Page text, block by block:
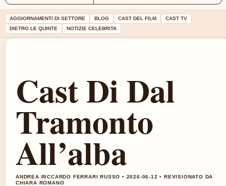
AGGIORNAMENTI DI SETTORE BLOG CAST DEL FILM
CAST TV
DIETRO LE QUINTE
NOTIZIE CELEBRITA
Cast Di Dal
Tramonto
All’alba
ANDREA RICCARDO FERRARI RUSSO • 2026-06-12 • REVISIONATO DA
CHIARA ROMANO